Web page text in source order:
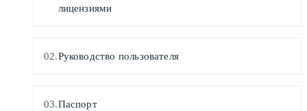
лицензиями
Руководство пользователя
Паспорт